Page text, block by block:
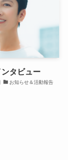
タビュー
お知らせ＆活動報告